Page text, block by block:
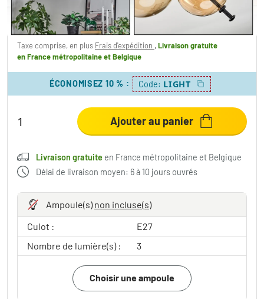
-48% 155,99 €
Vous économisez144,00 €
Taxe comprise, en plus Frais d'expédition ,Livraison gratuite
en France métropolitaine et Belgique
ÉCONOMISEZ 10 % : Code: LIGHT
Ajouter au panier
Livraison gratuite en France métropolitaine et Belgique
Délai de livraison moyen: 6 à 10 jours ouvrés
Ampoule(s)non incluse(s)
Culot :
E27
Nombre de lumière(s) :
3
Choisir une ampoule